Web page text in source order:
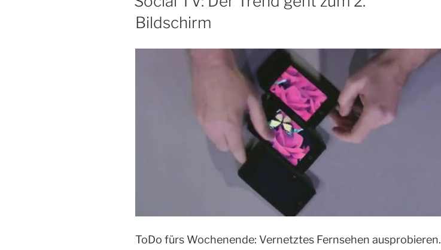
Bildschirm
ToDo fürs Wochenende: Vernetztes Fernsehen ausprobieren.